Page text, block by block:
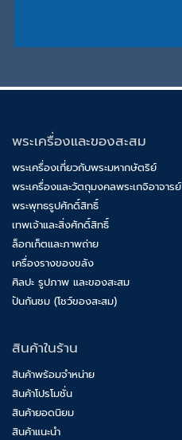
พระเครื่องและของสะสม
พระเครื่องเกี่ยวกับพระมหากษัตริย์
พระเครื่องและวัตถุมงคลพระเกจิอาจารย์
พระพุทธรูปศักดิ์สิทธิ์
เทพเจ้าและสิ่งศักดิ์สิทธิ์
ล็อกเก็ตและภาพถ่าย
เครื่องรางของขลัง
ศิลปะ รูปภาพ และของสะสม
ปันกันชม (โชว์ของสะสม)
สินค้าในร้าน
สินค้าพร้อมจำหน่าย
สินค้าโปรโมชั่น
สินค้ายอดนิยม
สินค้าแนะนำ